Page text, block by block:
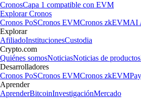
CronosCapa 1 compatible con EVM
Explorar Cronos
Cronos PoSCronos EVMCronos zkEVMAI
Explorar
AfiliadoInstitucionesCustodia
Crypto.com
Quiénes somosNoticiasNoticias de productos
Desarrolladores
Cronos PoSCronos EVMCronos zkEVM
Aprender
AprenderBitcoinInvestigaciónMercado